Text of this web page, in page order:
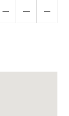
― ― ―